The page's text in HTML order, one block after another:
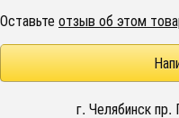
Оставьтеотзыв об этом
г. Челябинск